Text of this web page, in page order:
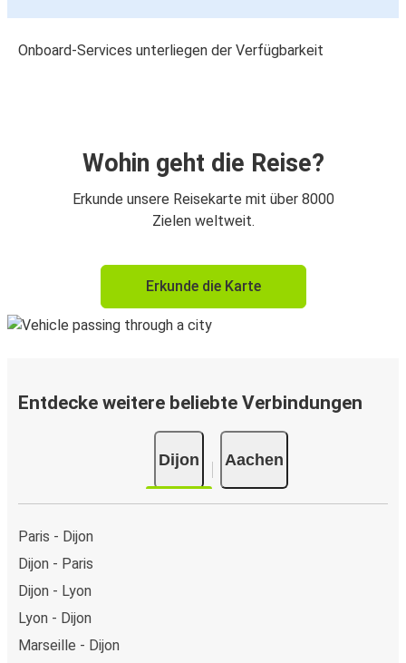
Onboard-Services unterliegen der Verfügbarkeit
Wohin geht die Reise?
Erkunde unsere Reisekarte mit über 8000
Zielen weltweit.
Erkunde die Karte
Entdecke weitere beliebte Verbindungen
Dijon Aachen
Paris - Dijon
Dijon - Paris
Dijon - Lyon
Lyon - Dijon
Marseille - Dijon